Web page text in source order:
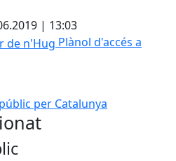
| 13:03
n'Hug
Plànol d'accés a
per Catalunya